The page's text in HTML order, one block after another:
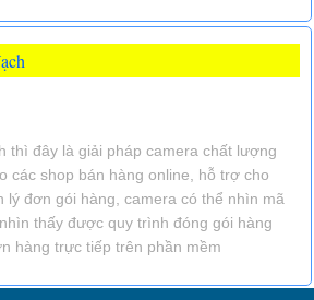
thì đây là giải pháp camera chất lượng
các shop bán hàng online, hỗ trợ cho
lý đơn gói hàng, camera có thể nhìn mã
thấy được quy trình đóng gói hàng
hàng trực tiếp trên phần mềm